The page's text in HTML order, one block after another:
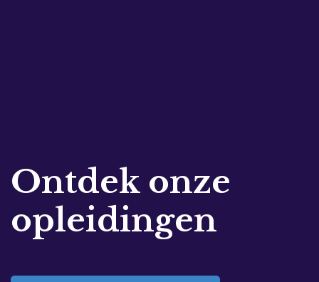
Ontdek onze
opleidingen